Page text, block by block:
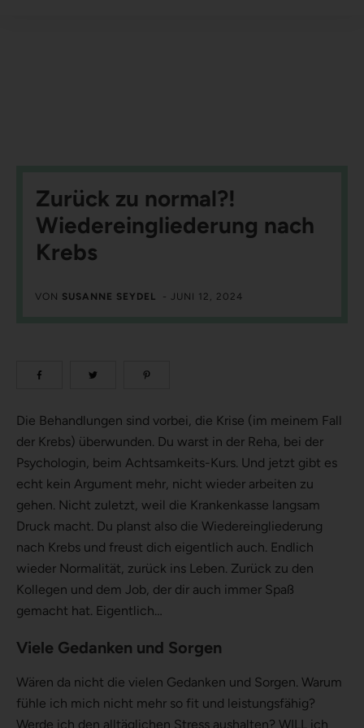
Zurück zu normal?!
Wiedereingliederung nach
Krebs
VON SUSANNE SEYDEL - JUNI 12, 2024
Die Behandlungen sind vorbei, die Krise (im meinem Fall
der Krebs) überwunden. Du warst in der Reha, bei der
Psychologin, beim Achtsamkeits-Kurs. Und jetzt gibt es
echt kein Argument mehr, nicht wieder arbeiten zu
gehen. Nicht zuletzt, weil die Krankenkasse langsam
Druck macht. Du planst also die Wiedereingliederung
nach Krebs und freust dich eigentlich auch. Endlich
wieder Normalität, zurück ins Leben. Zurück zu den
Kollegen und dem Job, der dir auch immer Spaß
gemacht hat. Eigentlich…
Viele Gedanken und Sorgen
Wären da nicht die vielen Gedanken und Sorgen. Warum
fühle ich mich nicht mehr so fit und leistungsfähig?
Werde ich den alltäglichen Stress aushalten? WILL ich